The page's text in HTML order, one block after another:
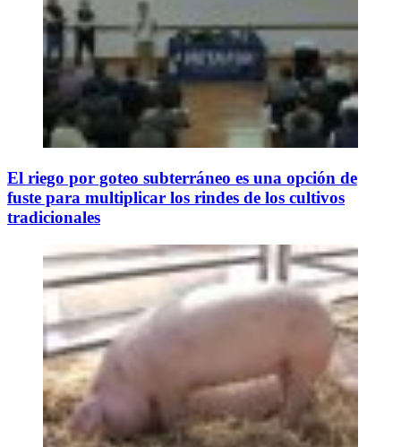
El riego por goteo subterráneo es una opción de
fuste para multiplicar los rindes de los cultivos
tradicionales